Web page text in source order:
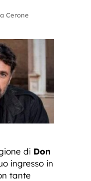
Cerone
di Don
ingresso in
tante